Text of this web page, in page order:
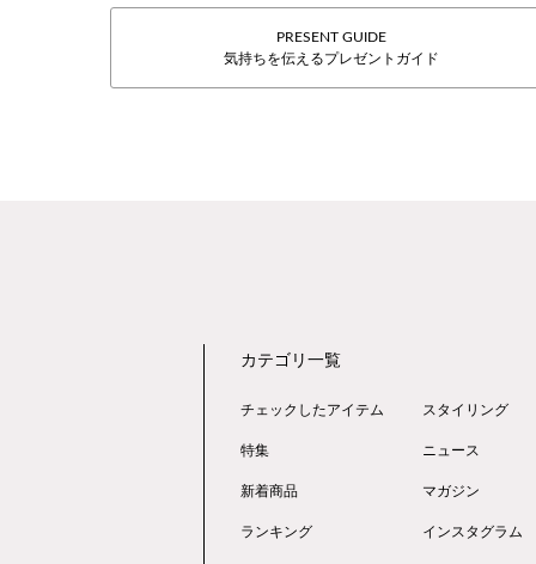
PRESENT GUIDE
気持ちを伝えるプレゼントガイド
カテゴリ一覧
チェックしたアイテム
特集
新着商品
ランキング
スタイリング
ニュース
マガジン
インスタグラム